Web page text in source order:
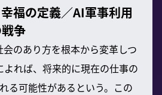
福の定義／AI軍事利用
争
のあり方を根本から変革しつ
れば、将来的に現在の仕事の
る可能性があるという。この